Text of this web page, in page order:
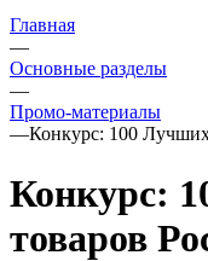
Главная
—
Основные разделы
—
Промо-материалы
—Конкурс: 100
Конкурс:
товаров